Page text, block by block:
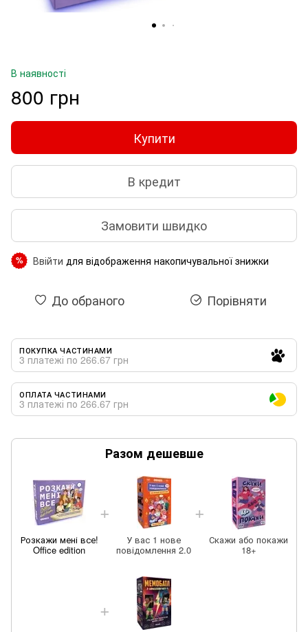
В наявності
800 грн
Купити
В кредит
Замовити швидко
% Ввійти для відображення накопичувальної знижки
До обраного Порівняти
ПОКУПКА ЧАСТИНАМИ
3 платежі по 266.67 грн
ОПЛАТА ЧАСТИНАМИ
3 платежі по 266.67 грн
Разом дешевше
Розкажи мені все!
Office edition
У вас 1 нове
повідомлення 2.0
Скажи або покажи
18+